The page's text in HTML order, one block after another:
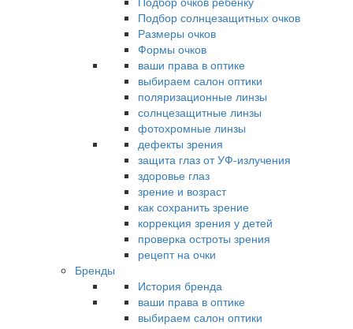
Подбор солнцезащитных очков
Размеры очков
Формы очков
ваши права в оптике
выбираем салон оптики
поляризационные линзы
солнцезащитные линзы
фотохромные линзы
дефекты зрения
защита глаз от УФ-излучения
здоровье глаз
зрение и возраст
как сохранить зрение
коррекция зрения у детей
проверка остроты зрения
рецепт на очки
Бренды
История бренда
ваши права в оптике
выбираем салон оптики